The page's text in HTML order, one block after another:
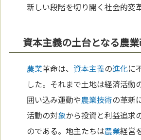
新しい段階を切り開く社会的変
資本主義の土台となる農
農業革命は、 資本主義の進化に
した。それまで土地は経済活動
囲い込み運動や農業技術の革新
活動の対象から投資と利益追求
のである。地主たちは農業経営